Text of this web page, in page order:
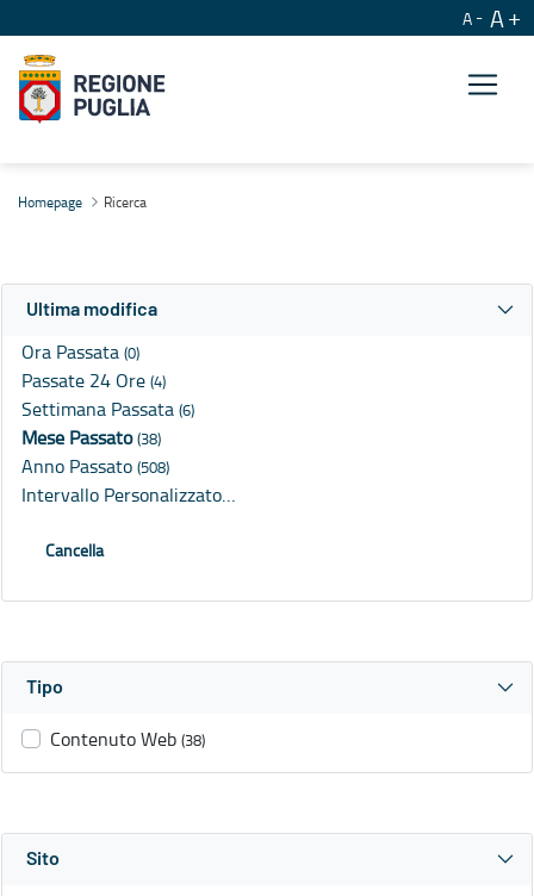
A A
Homepage Ricerca
Ultima modifica
Ora Passata (0)
Passate 24 Ore (4)
Settimana Passata (6)
Mese Passato(38)
Anno Passato (508)
Intervallo Personalizzato…
Cancella
Tipo
Contenuto Web (38)
Sito